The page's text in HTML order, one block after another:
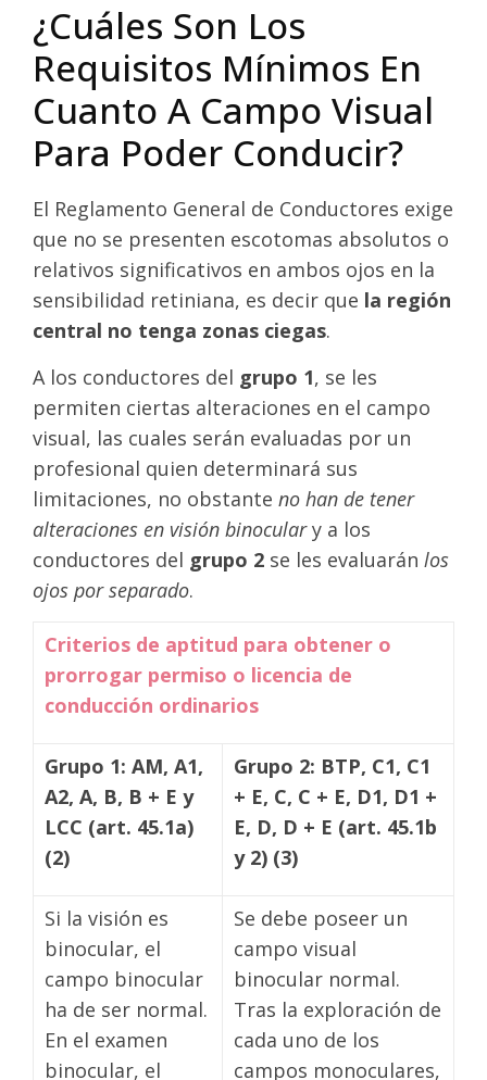
¿Cuáles Son Los
Requisitos Mínimos En
Cuanto A Campo Visual
Para Poder Conducir?
El Reglamento General de Conductores exige
que no se presenten escotomas absolutos o
relativos significativos en ambos ojos en la
sensibilidad retiniana, es decir que la región
central no tenga zonas ciegas.
A los conductores del grupo 1, se les
permiten ciertas alteraciones en el campo
visual, las cuales serán evaluadas por un
profesional quien determinará sus
limitaciones, no obstante no han de tener
alteraciones en visión binoculary a los
conductores del grupo 2se les evaluarán los
ojos por separado.
Criterios de aptitud para obtener o
prorrogar permiso o licencia de
conducción ordinarios
Grupo 1: AM, A1,
A2, A, B, B + E y
LCC (art. 45.1a)
(2)
Grupo 2: BTP, C1, C1
+ E, C, C + E, D1, D1 +
E, D, D + E (art. 45.1b
y 2) (3)
Si la visión es
binocular, el
campo binocular
ha de ser normal.
En el examen
binocular, el
Se debe poseer un
campo visual
binocular normal.
Tras la exploración de
cada uno de los
campos monoculares,